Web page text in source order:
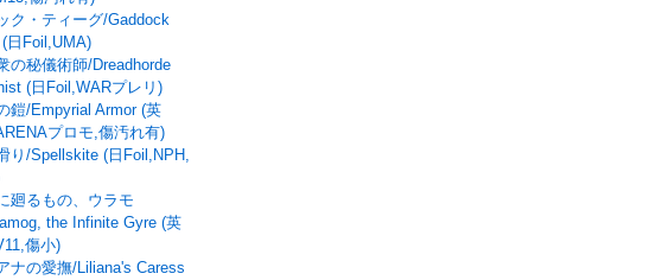
ク・ティーグ/Gaddock
(日Foil,UMA)
の秘儀術師/Dreadhorde
(日Foil,WARプレリ)
鎧/Empyrial Armor (英
プロモ,傷汚れ有)
り/Spellskite (日Foil,NPH,
廻るもの、ウラモ
the Infinite Gyre (英
傷小)
ナの愛撫/Liliana's Caress